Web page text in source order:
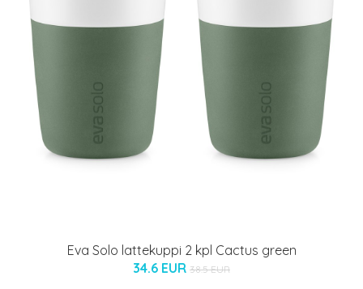
Eva Solo lattekuppi 2 kpl Cactus green
34.6 EUR 38.5 EUR